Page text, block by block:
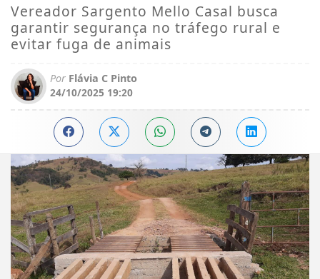
Vereador Sargento Mello Casal busca
garantir segurança no tráfego rural e
evitar fuga de animais
Por Flávia C Pinto
24/10/2025 19:20